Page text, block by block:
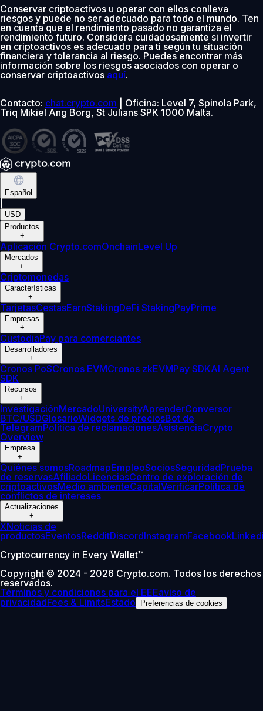
Conservar criptoactivos u operar con ellos conlleva
riesgos y puede no ser adecuado para todo el mundo. Ten
en cuenta que el rendimiento pasado no garantiza el
rendimiento futuro. Considera cuidadosamente si invertir
en criptoactivos es adecuado para ti según tu situación
financiera y tolerancia al riesgo. Puedes encontrar más
información sobre los riesgos asociados con operar o
conservar criptoactivos aquí.
Contacto: chat.crypto.com | Oficina: Level 7, Spinola Park,
Triq Mikiel Ang Borg, St Julians SPK 1000 Malta.
Español
USD
Productos
+
Aplicación Crypto.comOnchainLevel Up
Mercados
+
Criptomonedas
Características
+
TarjetasCestasEarnStakingDeFi StakingPayPrime
Empresas
+
CustodiaPay para comerciantes
Desarrolladores
+
Cronos PoSCronos EVMCronos zkEVMPay SDKAI Agent
SDK
Recursos
+
InvestigaciónMercadoUniversityAprenderConversor
BTC/USDGlosarioWidgets de preciosBot de
TelegramPolítica de reclamacionesAsistenciaCrypto
Overview
Empresa
+
Quiénes somosRoadmapEmpleoSociosSeguridadPrueba
de reservasAfiliadoLicenciasCentro de exploración de
criptoactivosMedio ambienteCapitalVerificarPolítica de
conflictos de intereses
Actualizaciones
+
XNoticias de
productosEventosRedditDiscordInstagramFacebook
Cryptocurrency in Every Wallet™
Copyright © 2024 - 2026 Crypto.com. Todos los derechos
reservados.
Términos y condiciones para el EEEaviso de
privacidadFees & LimitsEstado Preferencias de cookies